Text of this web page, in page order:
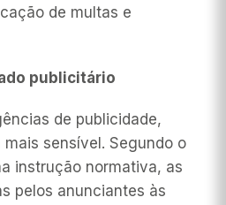
de multas e
publicitário
de publicidade,
sensível. Segundo o
instrução normativa, as
pelos anunciantes às